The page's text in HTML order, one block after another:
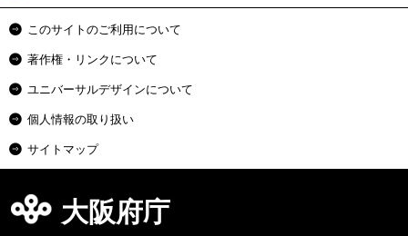
このサイトのご利用について
著作権・リンクについて
ユニバーサルデザインについて
個人情報の取り扱い
サイトマップ
大阪府庁